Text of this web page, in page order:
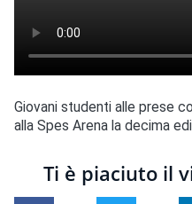
Giovani studenti alle prese
alla Spes Arena la decima
Ti è piaciuto il